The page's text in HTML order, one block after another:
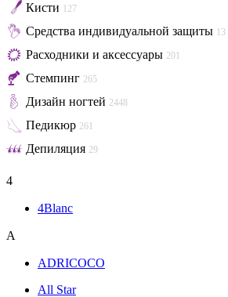
Кисти 127
Средства индивидуальной защиты 13
Расходники и аксессуары 201
Стемпинг 265
Дизайн ногтей 2448
Педикюр 261
Депиляция 29
4
4Blanc
A
ADRICOCO
All Star